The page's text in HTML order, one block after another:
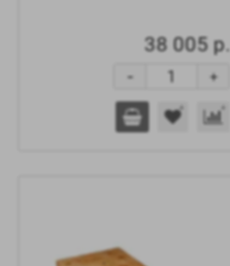
38 005 р.
+
-